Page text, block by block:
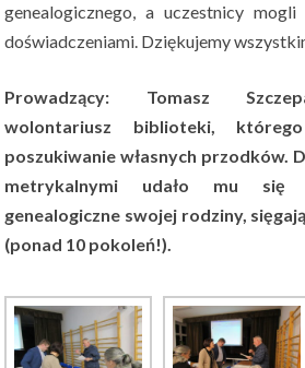
genealogicznego, a uczestnicy mogli
doświadczeniami. Dziękujemy
Prowadzący: Tomasz
wolontariusz biblioteki,
poszukiwanie własnych przodków.
metrykalnymi udało mu się
genealogiczne swojej rodziny,
(ponad 10 pokoleń!).